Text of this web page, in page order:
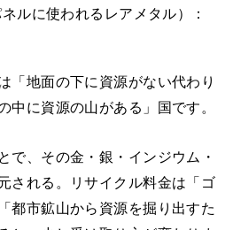
ルに使われるレアメタル）：
「地面の下に資源がない代わり
中に資源の山がある」国です。
で、その金・銀・インジウム・
される。リサイクル料金は「ゴ
都市鉱山から資源を掘り出すた